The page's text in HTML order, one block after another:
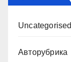
Uncategorised
Авторубрика